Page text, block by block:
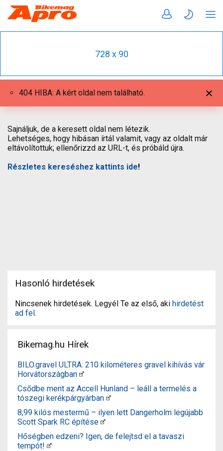
728 x 90
404 HIBA: A kért oldal nem található.
Sajnáljuk, de a keresett oldal nem létezik.
Lehetséges, hogy hibásan írtál valamit, vagy az oldalt már
eltávolítottuk; ellenőrizzd az URL-t, és próbáld újra.
Részletes kereséshez kattints ide!
Hasonló hirdetések
Nincsenek hirdetések. Legyél Te az első, aki hirdetést
ad fel.
Bikemag.hu Hírek
BILO.gravel ULTRA: 210 kilométeres gravel kihívás vár
Horvátországban
Csődbe ment az Accell Hunland – leáll a termelés a
tószegi kerékpárgyárban
8,99 kilós mestermű – ilyen lett Dangerholm legújabb
Scott Spark RC építése
Hőségben edzeni? Igen, de felejtsd el a tavaszi
tempót!